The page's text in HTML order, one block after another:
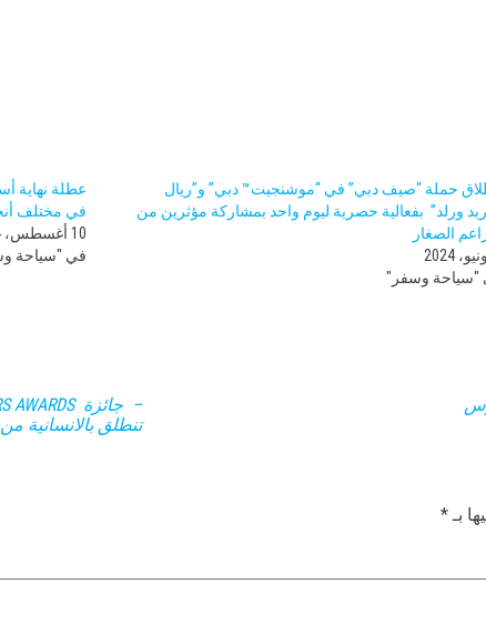
حملة “صيف دبي” في “موشنجيت™ دبي” و”ريال
ورلد” بفعالية حصرية ليوم واحد بمشاركة مؤثرين من
الصغار
"سياحة وسفر"
عطلة نهاية
في مختلف
10 أغسطس، 2024
في "سياحة
تنطلق بالانسانية
بـ *